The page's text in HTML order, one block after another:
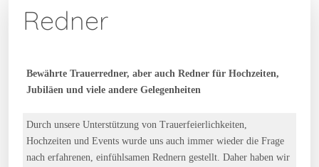
Redner
Bewährte Trauerredner, aber auch Redner für Hochzeiten,
Jubiläen und viele andere Gelegenheiten
Durch unsere Unterstützung von Trauerfeierlichkeiten,
Hochzeiten und Events wurde uns auch immer wieder die Frage
nach erfahrenen, einfühlsamen Rednern gestellt. Daher haben wir